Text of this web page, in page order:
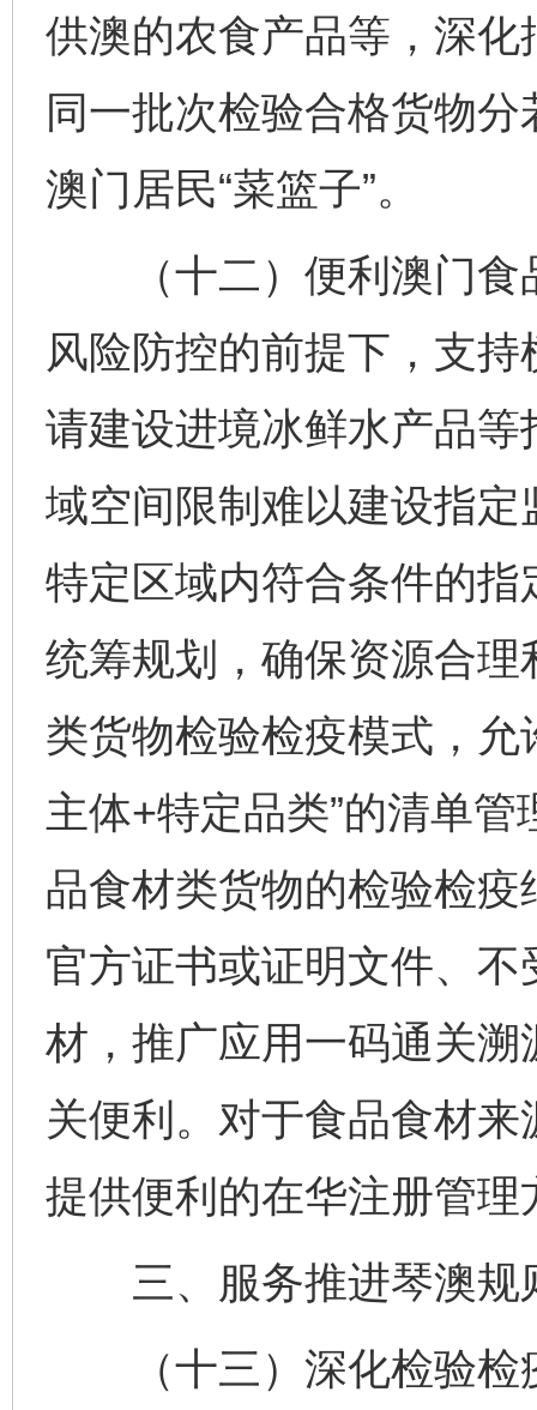
供澳的农食产品等，深
同一批次检验合格货物
澳门居民“菜篮子”。
（十二）便利澳门食
风险防控的前提下，支
请建设进境冰鲜水产品
域空间限制难以建设指
特定区域内符合条件的
统筹规划，确保资源合
类货物检验检疫模式，
主体+特定品类”的清单
品食材类货物的检验检
官方证书或证明文件、
材，推广应用一码通关溯
关便利。对于食品食材
提供便利的在华注册管理
三、服务推进琴澳规
（十三）深化检验检